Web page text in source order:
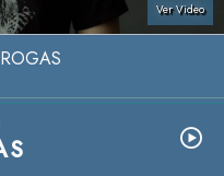
Ver Video